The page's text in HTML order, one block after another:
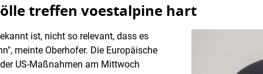
treffen voestalpine hart
ist, nicht so relevant, dass es
meinte Oberhofer. Die Europäische
US-Maßnahmen am Mittwoch